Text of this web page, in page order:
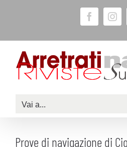
contenuto
Facebook
Vai a...
Prove di navigazione di